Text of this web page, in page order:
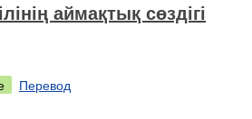
аймақтық сөздігі
Перевод